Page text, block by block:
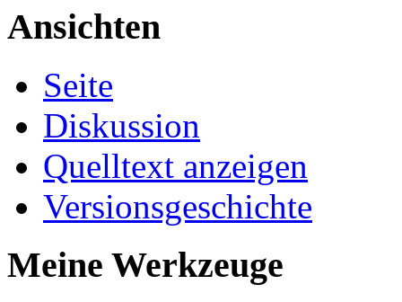
Ansichten
Seite
Diskussion
Quelltext anzeigen
Versionsgeschichte
Meine Werkzeuge